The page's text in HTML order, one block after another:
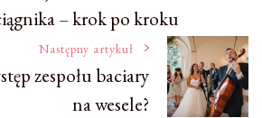
– krok po kroku
Następny artykuł
zespołu baciary
na wesele?